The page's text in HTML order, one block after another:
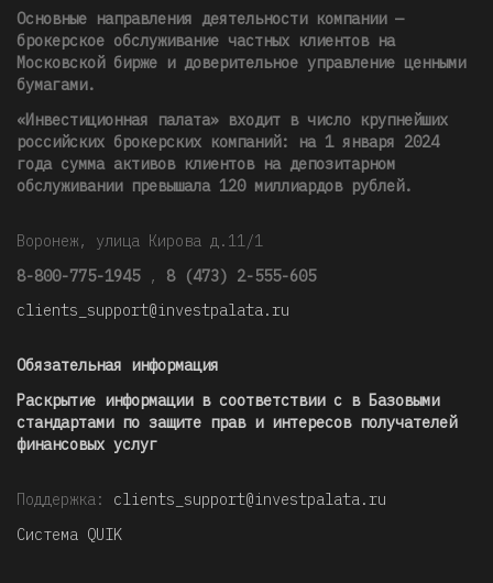
Основные направления деятельности компании —
брокерское обслуживание частных клиентов на
Московской бирже и доверительное управление ценными
бумагами.
«Инвестиционная палата» входит в число крупнейших
российских брокерских компаний: на 1 января 2024
года сумма активов клиентов на депозитарном
обслуживании превышала 120 миллиардов рублей.
Воронеж, улица Кирова д.11/1
8-800-775-1945 , 8 (473) 2-555-605
clients_support@investpalata.ru
Обязательная информация
Раскрытие информации в соответствии с в Базовыми
стандартами по защите прав и интересов получателей
финансовых услуг
Поддержка: clients_support@investpalata.ru
Система QUIK